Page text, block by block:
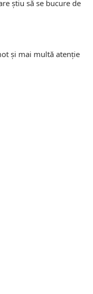
știu să se bucure de
și mai multă atenție